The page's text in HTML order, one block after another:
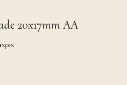
20x17mm AA